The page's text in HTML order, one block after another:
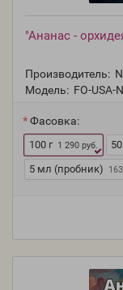
"Ананас -
Производитель:
Модель: FO-USA-
Фасовка:
100 г 1 290 руб.
5 мл (пробник)